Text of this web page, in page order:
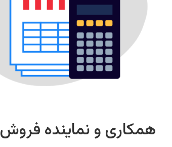
همکاری و نماینده فروش